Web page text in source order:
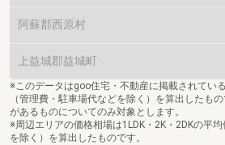
阿蘇郡西原村
上益城郡益城町
※このデータはgoo住宅・不動産に掲載されてい
（管理費・駐車場代などを除く）を算出したも
があるものについてのみ対象とします。
※周辺エリアの価格相場は1LDK・2K・2DKの平
を除く）を算出したものです。